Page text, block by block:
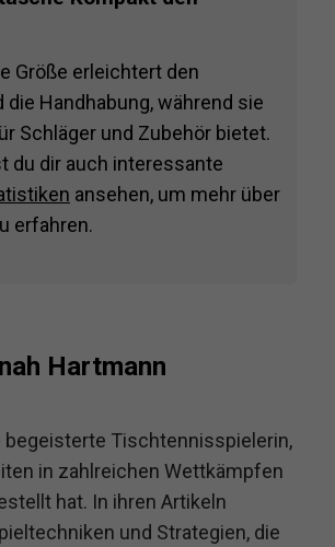
Größe erleichtert den
die Handhabung, während sie
Schläger und Zubehör bietet.
du dir auch interessante
ansehen, um mehr über
erfahren.
Hartmann
begeisterte Tischtennisspielerin,
in zahlreichen Wettkämpfen
hat. In ihren Artikeln
und Strategien, die